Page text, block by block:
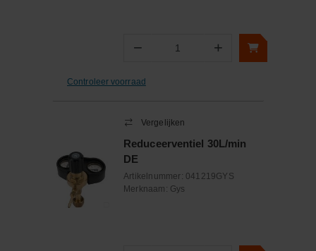
− Aantal +
Controleer voorraad
Vergelijken
Reduceerventiel 30L/min
DE
Artikelnummer: 041219GYS
Merknaam: Gys